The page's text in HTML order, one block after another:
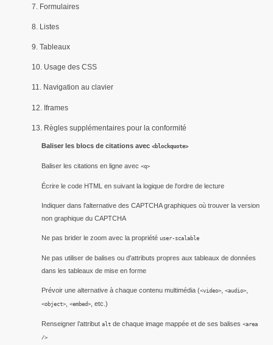
7. Formulaires
8. Listes
9. Tableaux
10. Usage des CSS
11. Navigation au clavier
12. Iframes
13. Règles supplémentaires pour la conformité
Baliser les blocs de citations avec<blockquote>
Baliser les citations en ligne avec<q>
Écrire le code HTML en suivant la logique de l'ordre de lecture
Indiquer dans l'alternative des CAPTCHA graphiques où trouver la version
non graphique du CAPTCHA
Ne pas brider le zoom avec la propriétéuser-scalable
Ne pas utiliser de balises ou d'attributs propres aux tableaux de données
dans les tableaux de mise en forme
Prévoir une alternative à chaque contenu multimédia (<video> ,<audio>
<object> ,<embed> , etc.)
Renseigner l’attributalt de chaque image mappée et de ses balises<area
/>